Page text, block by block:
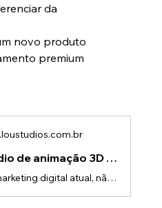
da
novo produto
premium
Studio de animação 3D de produto para performance digital
No marketing digital atual, não basta aparecer.É preciso capturar atenção em segundos, explicar com clareza e gerar desejo — tudo ao mesmo tempo.É por isso que cada vez mais marcas estão buscando um studio de animação 3D de produto para criar vídeos pensados não apenas para estética, mas para performance.O novo cenário da performance digitalHoje, campanhas disputam atenção em ambientes como: • Redes sociais • YouTube • Landing pages • E-commercesNesse cenário, vídeos precisam cumprir três funçõe